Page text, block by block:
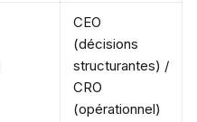
CEO
(décisions
structurantes) /
CRO
(opérationnel)